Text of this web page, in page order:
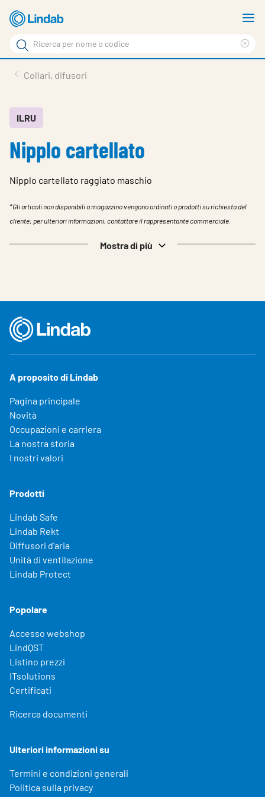
Log
visionare
Cerca
Cerca
Su Lindab
Su Tecnovent
Log in
Scegliere la lingua
Collari, difusori
ILRU
Nipplo cartellato
Nipplo cartellato raggiato maschio
*Gli articoli non disponibili a magazzino vengono ordinati o prodotti su richiesta del
cliente; per ulteriori informazioni, contattare il rappresentante commerciale.
Mostra di più
A proposito di Lindab
Pagina principale
Novità
Occupazioni e carriera
La nostra storia
I nostri valori
Prodotti
Lindab Safe
Lindab Rekt
Diffusori d'aria
Unità di ventilazione
Lindab Protect
Popolare
Accesso webshop
LindQST
Listino prezzi
ITsolutions
Certificati
Ricerca documenti
Ulteriori informazioni su
Termini e condizioni generali
Politica sulla privacy